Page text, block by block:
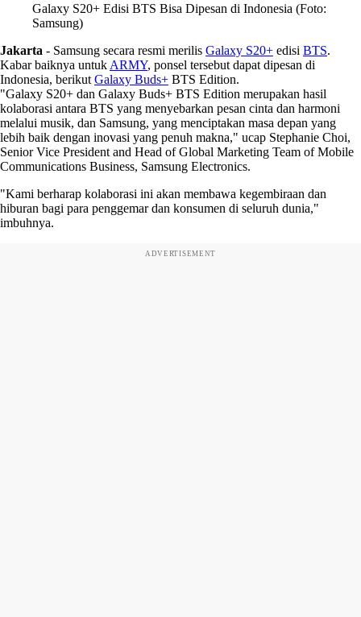
Galaxy S20+ Edisi BTS Bisa Dipesan di Indonesia (Foto:
Samsung)
Jakarta - Samsung secara resmi merilis Galaxy S20+ edisi BTS.
Kabar baiknya untuk ARMY, ponsel tersebut dapat dipesan di
Indonesia, berikut Galaxy Buds+ BTS Edition.
"Galaxy S20+ dan Galaxy Buds+ BTS Edition merupakan hasil
kolaborasi antara BTS yang menyebarkan pesan cinta dan harmoni
melalui musik, dan Samsung, yang menciptakan masa depan yang
lebih baik dengan inovasi yang penuh makna," ucap Stephanie Choi,
Senior Vice President and Head of Global Marketing Team of Mobile
Communications Business, Samsung Electronics.
"Kami berharap kolaborasi ini akan membawa kegembiraan dan
hiburan bagi para penggemar dan konsumen di seluruh dunia,"
imbuhnya.
ADVERTISEMENT